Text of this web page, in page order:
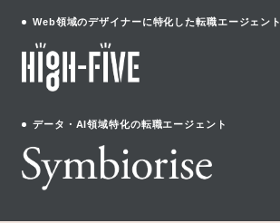
Web領域のデザイナーに特化した転職エージェント
データ・AI領域特化の転職エージェント